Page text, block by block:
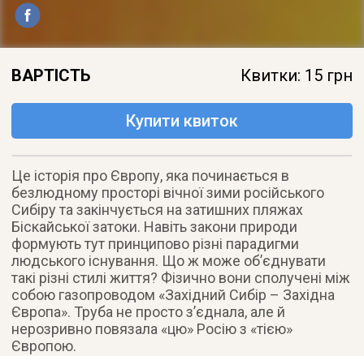
ВАРТІСТЬ Квитки: 15 грн
Купити квиток
Це історія про Європу, яка починається в
безлюдному просторі вічної зими російського
Сибіру та закінчується на затишних пляжах
Біскайської затоки. Навіть закони природи
формують тут принципово різні парадигми
людського існування. Що ж може об’єднувати
такі різні стилі життя? Фізично вони сполучені між
собою газопроводом «Західний Сибір – Західна
Європа». Труба не просто з’єднала, але й
нерозривно повязала «цю» Росію з «тією»
Європою.